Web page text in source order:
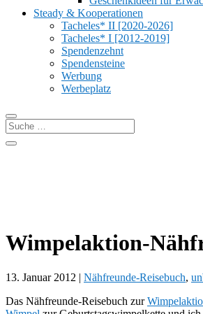
Steady & Kooperationen
Tacheles* II [2020-2026]
Tacheles* I [2012-2019]
Spendenzehnt
Spendensteine
Werbung
Werbeplatz
Wimpelaktion-
13. Januar 2012 | Nähfreunde-Reisebuch,
Das Nähfreunde-Reisebuch zur